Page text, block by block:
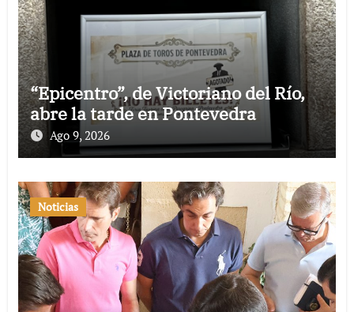
“Epicentro”, de Victoriano del Río,
abre la tarde en Pontevedra
Ago 9, 2026
Noticias